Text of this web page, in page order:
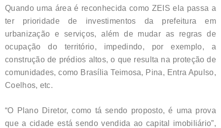
Quando uma área é reconhecida como ZEIS ela passa a
ter prioridade de investimentos da prefeitura em
urbanização e serviços, além de mudar as regras de
ocupação do território, impedindo, por exemplo, a
construção de prédios altos, o que resulta na proteção de
comunidades, como Brasília Teimosa, Pina, Entra Apulso,
Coelhos, etc.
“O Plano Diretor, como tá sendo proposto, é uma prova
que a cidade está sendo vendida ao capital imobiliário”,